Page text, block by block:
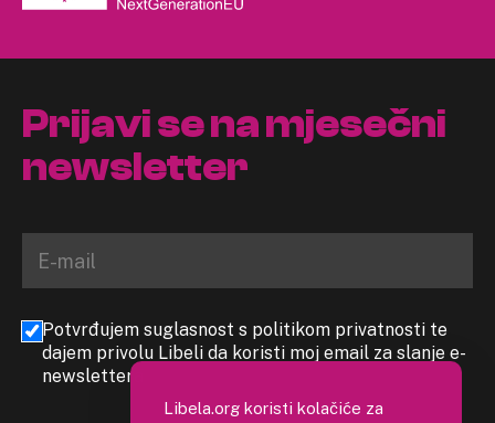
Prijavi se na mjesečni
newsletter
Potvrđujem suglasnost s politikom privatnosti te
dajem privolu Libeli da koristi moj email za slanje e-
newslettera
Libela.org koristi kolačiće za